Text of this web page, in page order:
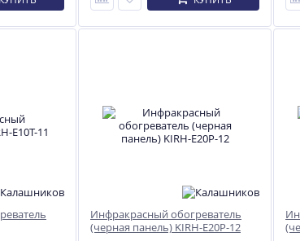
Инфракрасный обогреватель
(черная панель) KIRH-E20P-12